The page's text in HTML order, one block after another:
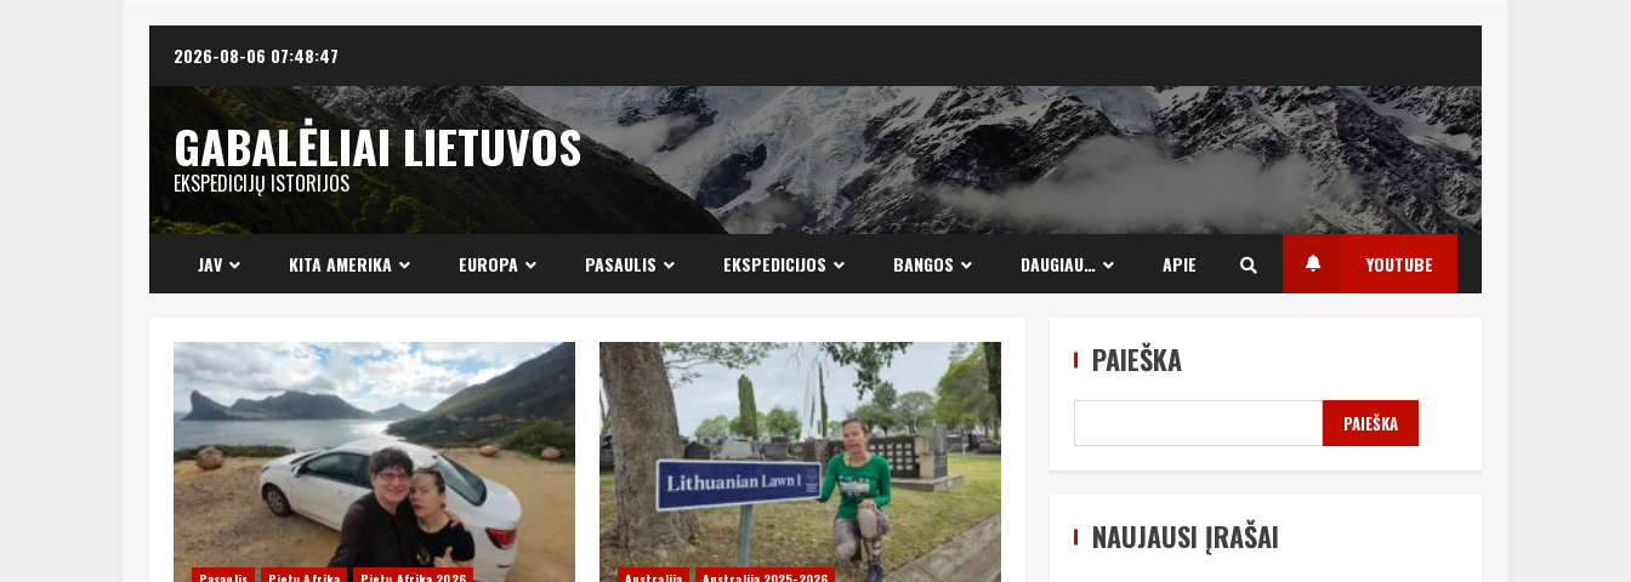
content
2026-08-06 07:48:48
GABALĖLIAI LIETUVOS
EKSPEDICIJŲ ISTORIJOS
JAV KITA AMERIKA EUROPA PASAULIS EKSPEDICIJOS BANGOS DAUGIAU… APIE YOUTUBE
PAIEŠKA
PAIEŠKA
NAUJAUSI ĮRAŠAI